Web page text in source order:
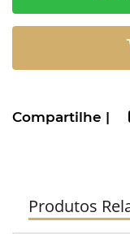
Compartilhe |
Produtos